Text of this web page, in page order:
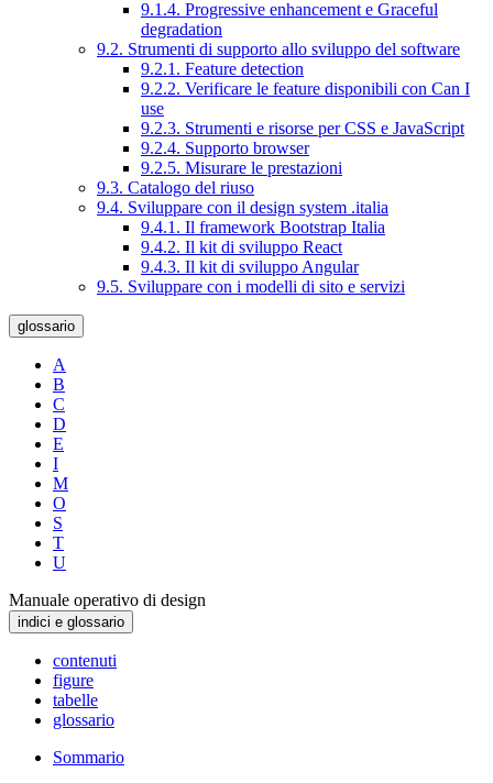
9.1.4. Progressive enhancement e Graceful
degradation
9.2. Strumenti di supporto allo sviluppo del software
9.2.1. Feature detection
9.2.2. Verificare le feature disponibili con Can I
use
9.2.3. Strumenti e risorse per CSS e JavaScript
9.2.4. Supporto browser
9.2.5. Misurare le prestazioni
9.3. Catalogo del riuso
9.4. Sviluppare con il design system .italia
9.4.1. Il framework Bootstrap Italia
9.4.2. Il kit di sviluppo React
9.4.3. Il kit di sviluppo Angular
9.5. Sviluppare con i modelli di sito e servizi
glossario
A
B
C
D
E
I
M
O
S
T
U
Manuale operativo di design
indici e glossario
contenuti
figure
tabelle
glossario
Sommario